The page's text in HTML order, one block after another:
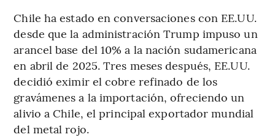
Chile ha estado en conversaciones con EE.UU.
desde que la administración Trump impuso un
arancel base del 10% a la nación sudamericana
en abril de 2025. Tres meses después, EE.UU.
decidió eximir el cobre refinado de los
gravámenes a la importación, ofreciendo un
alivio a Chile, el principal exportador mundial
del metal rojo.